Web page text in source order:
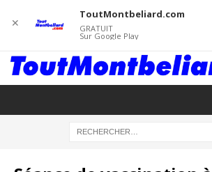
✕
ToutMontbeliard.com
GRATUIT
Sur Google Play